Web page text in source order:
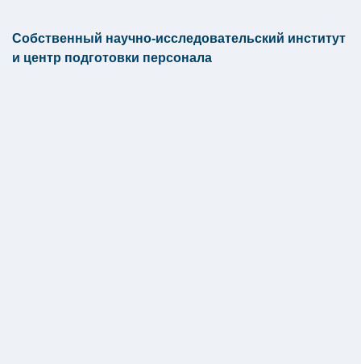
Собственный научно-исследовательский институт
и центр подготовки персонала